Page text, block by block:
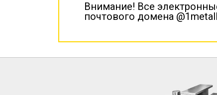
Внимание! Все
почтового домена